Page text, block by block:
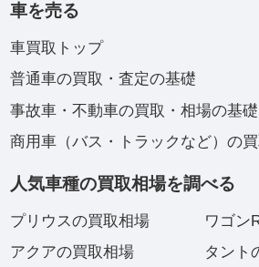
車を売る
車買取トップ
普通車の買取・査定の基礎
事故車・不動車の買取・相場の基礎
商用車（バス・トラックなど）の
人気車種の買取相場を調べる
プリウスの買取相場
アクアの買取相場
ワゴン
タント